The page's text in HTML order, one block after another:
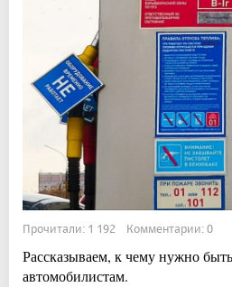
Прочитали: 1 192 Комментарии: 0
Рассказываем, к чему нужно
автомобилистам.